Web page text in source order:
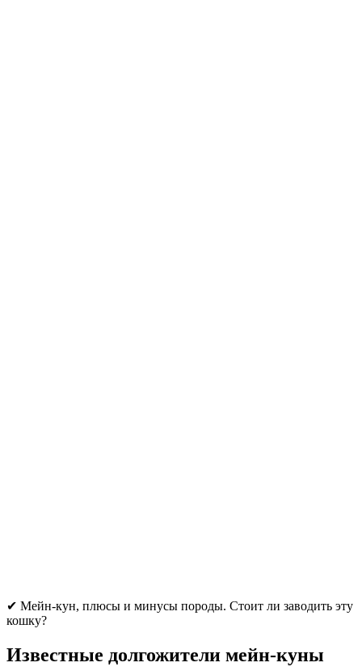
✔ Мейн-кун, плюсы и минусы породы. Стоит ли заводить эту
кошку?
Известные долгожители мейн-куны